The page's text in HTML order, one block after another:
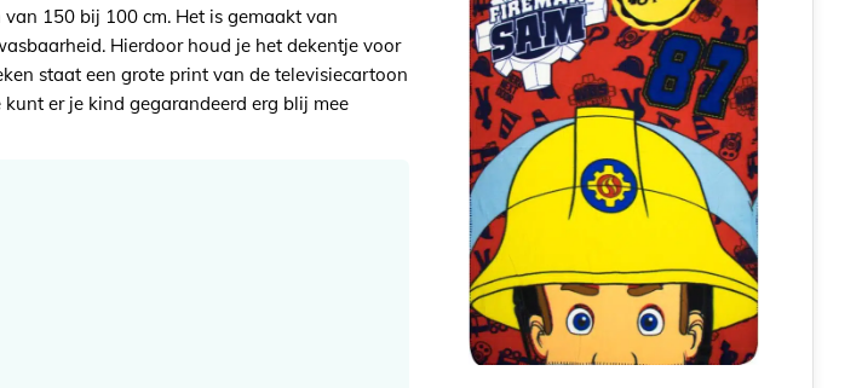
van 150 bij 100 cm. Het is gemaakt van
Hierdoor houd je het dekentje voor
staat een grote print van de televisiecartoon
kunt er je kind gegarandeerd erg blij mee